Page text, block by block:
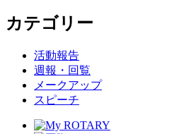
カテゴリー
活動報告
週報・回覧
メークアップ
スピーチ